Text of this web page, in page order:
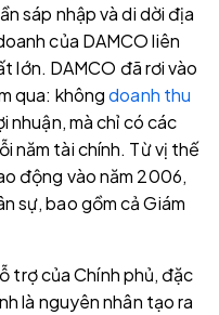
sáp nhập và di dời địa
của DAMCO liên
lớn. DAMCO đã rơi vào
qua: khôngdoanh thu
nhuận, mà chỉ có các
năm tài chính. Từ vị thế
động vào năm 2006,
sự, bao gồm cả Giám
trợ của Chính phủ, đặc
là nguyên nhân tạo ra